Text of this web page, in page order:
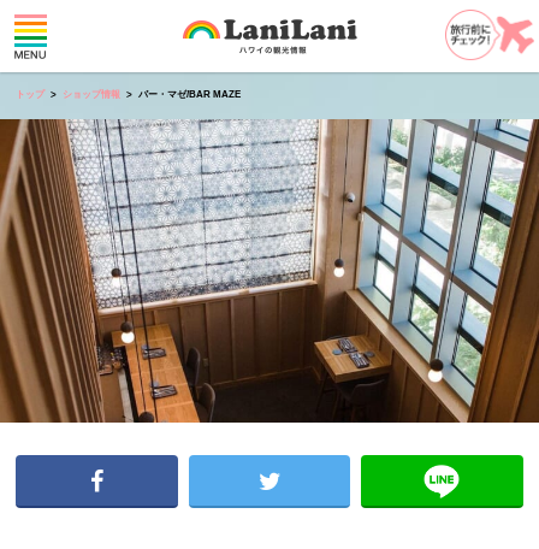
トップ ショップ情報 バー・マゼ/BAR MAZE